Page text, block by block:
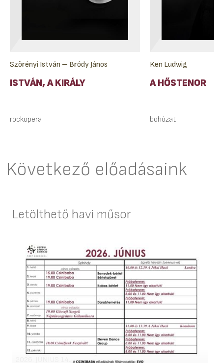
Szörényi István – Bródy János
ISTVÁN, A KIRÁLY
rockopera
Ken Ludwig
A HŐSTENOR
bohózat
Következő előadásaink
Letölthető havi műsor